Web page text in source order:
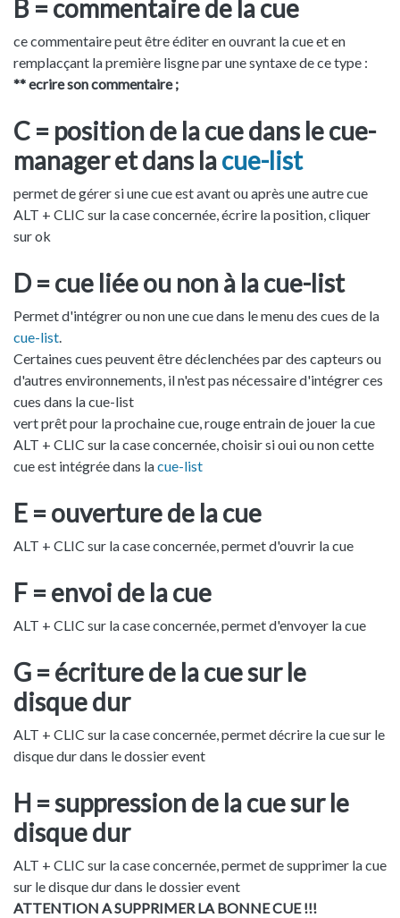
B = commentaire de la cue
ce commentaire peut être éditer en ouvrant la cue et en
remplacçant la première lisgne par une syntaxe de ce type :
** ecrire son commentaire ;
C = position de la cue dans le cue-
manager et dans lacue-list
permet de gérer si une cue est avant ou après une autre cue
ALT + CLIC sur la case concernée, écrire la position, cliquer
sur ok
D = cue liée ou non à la cue-list
Permet d'intégrer ou non une cue dans le menu des cues de la
cue-list.
Certaines cues peuvent être déclenchées par des capteurs ou
d'autres environnements, il n'est pas nécessaire d'intégrer ces
cues dans la cue-list
vert prêt pour la prochaine cue, rouge entrain de jouer la cue
ALT + CLIC sur la case concernée, choisir si oui ou non cette
cue est intégrée dans lacue-list
E = ouverture de la cue
ALT + CLIC sur la case concernée, permet d'ouvrir la cue
F = envoi de la cue
ALT + CLIC sur la case concernée, permet d'envoyer la cue
G = écriture de la cue sur le
disque dur
ALT + CLIC sur la case concernée, permet décrire la cue sur le
disque dur dans le dossier event
H = suppression de la cue sur le
disque dur
ALT + CLIC sur la case concernée, permet de supprimer la cue
sur le disque dur dans le dossier event
ATTENTION A SUPPRIMER LA BONNE CUE !!!